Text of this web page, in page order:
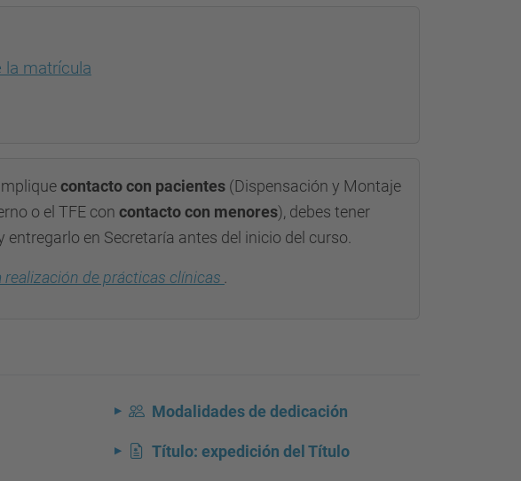
la matrícula
contacto con pacientes (Dispensación y Montaje
o el TFE con contacto con menores), debes tener
entregarlo en Secretaría antes del inicio del curso.
de prácticas clínicas
Modalidades de dedicación
Título: expedición del Título